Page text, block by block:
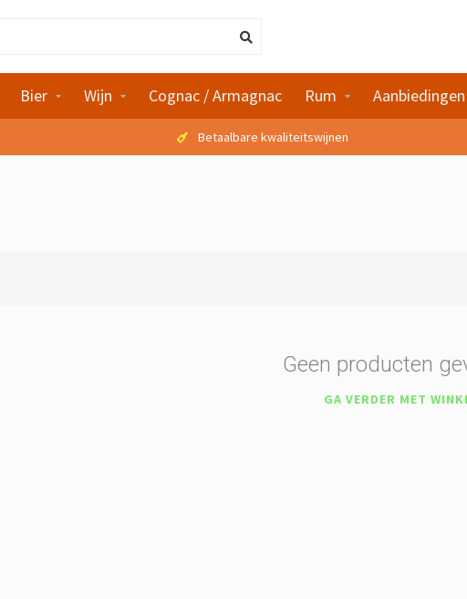
Bier Wijn Cognac / Armagnac Rum Aanbiedingen
Betaalbare kwaliteitswijnen
Geen producten
GA VERDER MET